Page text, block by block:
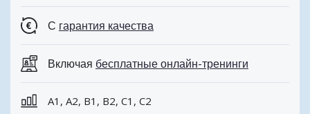
С гарантия качества
Включая бесплатные онлайн-тренинги
A1, A2, B1, B2, C1, C2